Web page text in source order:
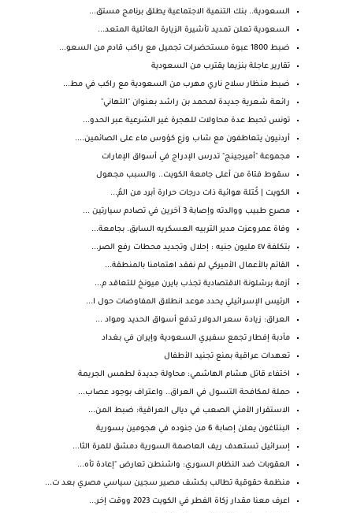
السعودية.. بنك التنمية الاجتماعية يطلق برنامج مستق...
السعودية تعلن تمديد تأشيرة الزيارة العائلية المتعد...
ضبط 1800 عبوة مستحضرات تجميل مع راكب قادم من السعو...
تقارير عاجلة بنزيما يقترب من السعودية
ضبط منظار سلاح ناري مهرب من السعودية مع راكب في مط...
رائعة شعرية جديدة لمحمد بن راشد بعنوان "التهاني"
تونس تحبط عدة محاولات للهجرة غير الشرعية عبر الحدو...
أردنيون يتعاطفون مع شاب وزع كؤوس ماء على الصائمين....
مجموعة "أميرجينج" تدرس الإدراج في أسواق الإمارات
سقوط فتاة من أعلى جامعة الكويت.. والسبب مجهول
الكويت | كُتلة هوائية ذات درجات حرارة أبرد من المُ...
مصرع طبيب ووالدته وإصابة 3 آخرين في تصادم سيارتين ...
وفاة عمروعزت مدير التربيه العسكريه السابق. بجامعة...
بتكلفة ٤٧ مليون جنيه : إحلال وتجديد محطات رفع الصر...
القائم بالأعمال الأميركي لم نفقد اهتمامنا بالمنطقة...
أزمة برشلونة الاقتصادية تجذب بايرن ميونخ للتعاقد م...
الرئيس الإسرائيلي يحدد موعد انطلاق المفاوضات حول ا...
العراق: زيادة سعر الدولار تدفع أسواق الحديد ومواد ...
مأدبة إفطار تجمع سفيري السعودية وإيران في بغداد
تعهدات عراقية بمنع تجنيد الأطفال
اختفاء قاتل هشام الهاشمي: محاولة جديدة لطمس الجريمة
حملة لمكافحة التسول في العراق.. واعتراف بوجود عصاب...
الاستقرار الأمني الصعب في ديالى العراقية: ضبط المن...
البنتاغون يعلن إصابة 6 من جنوده في هجومين بسورية
إسرائيل تستهدف ريف العاصمة السورية دمشق للمرة الثا...
العقوبات ضد النظام السوري: واشنطن تعارض "إعادة تأه...
منظمة حقوقية تطالب بكشف مصير سجين سياسي مصري بعد ت...
اعرف معنا مقدار زكاة الفطر في الكويت 2023 ووقت إخر...